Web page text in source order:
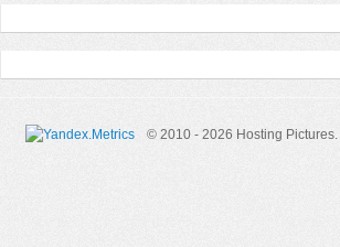
© 2010 - 2026 Hosting Pictures.